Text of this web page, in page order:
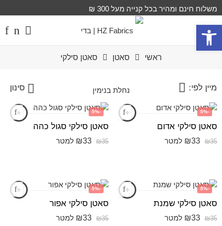
פתח סרגל נגישות
משלוח חינם ומהיר בכל קנייה מעל 300 ₪
ראשי סאטן סאטן סילקי
סינון מיין לפי:
-5%
סאטן סילקי אדום
₪35
₪33 למטר
-5%
סאטן סילקי סגול כהה
₪35
₪33 למטר
-5%
סאטן סילקי שמנת
₪35
₪33 למטר
-5%
סאטן סילקי אפור
₪35
₪33 למטר